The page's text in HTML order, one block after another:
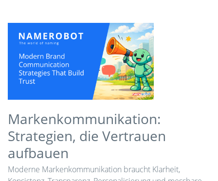
Markenkommunikation:
Strategien, die Vertrauen
aufbauen
Moderne Markenkommunikation braucht Klarheit,